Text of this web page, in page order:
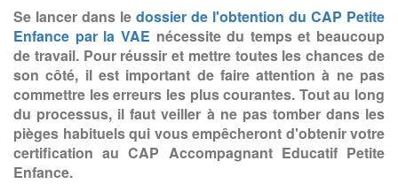
Se lancer dans le dossier de l'obtention du CAP Petite
Enfance par la VAE nécessite du temps et beaucoup
de travail. Pour réussir et mettre toutes les chances de
son côté, il est important de faire attention à ne pas
commettre les erreurs les plus courantes. Tout au long
du processus, il faut veiller à ne pas tomber dans les
pièges habituels qui vous empêcheront d'obtenir votre
certification au CAP Accompagnant Educatif Petite
Enfance.